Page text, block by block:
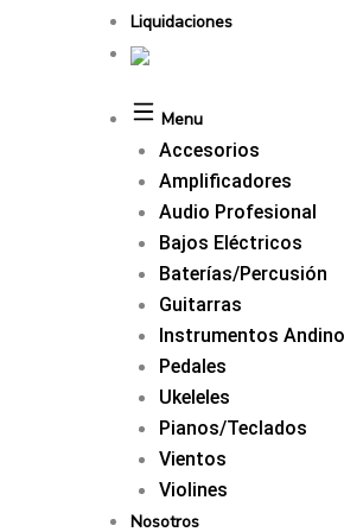
Liquidaciones
Menu
Accesorios
Amplificadores
Audio Profesional
Bajos Eléctricos
Baterías/Percusión
Guitarras
Instrumentos
Pedales
Ukeleles
Pianos/Teclados
Vientos
Violines
Nosotros